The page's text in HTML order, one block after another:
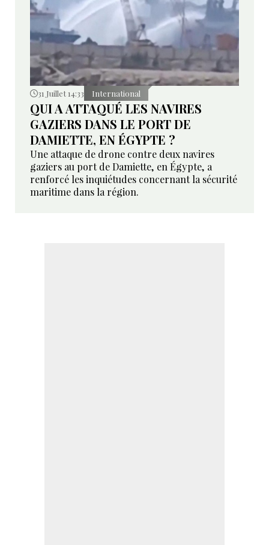
31 Juillet 14:33 International
QUI A ATTAQUÉ LES NAVIRES
GAZIERS DANS LE PORT DE
DAMIETTE, EN ÉGYPTE ?
Une attaque de drone contre deux navires
gaziers au port de Damiette, en Égypte, a
renforcé les inquiétudes concernant la sécurité
maritime dans la région.